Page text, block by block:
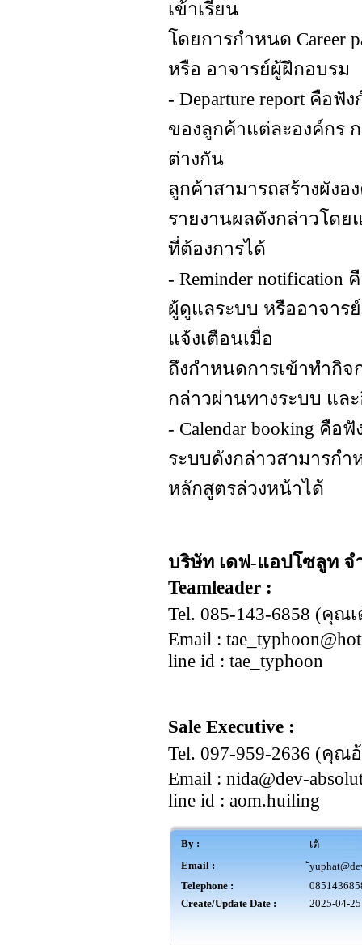
เข้าเรียน
โดยการกำหนด Career
หรือ อาจารย์ผู้ฝึกอบรม
- Departure report คือ
ของลูกค้าแต่ละองค์กร
ต่างกัน
ลูกค้าสามารถสร้างผังอ
รายงานผลดังกล่าวโดย
ที่ต้องการได้
- Reminder
ผู้ดูแลระบบ หรืออาจาร
แจ้งเตือนเมื่อ
ถึงกำหนดการเข้าทำกิจ
กล่าวผ่านทางระบบ แล
- Calendar booking คื
ระบบดังกล่าวสามารกำ
หลักสูตรล่วงหน้าได้
บริษัท เดฟ-แอปโซลูท จ
Teamleader :
Tel. 085-143-6858 (คุณ
Email :
line id : tae_typhoon
Sale Executive :
Tel. 097-959-2636 (คุณ
Email : nida@dev-
line id : aom.huiling
By :
เต้
Email :
Telephone :
Create/Update Date :
2025-04-